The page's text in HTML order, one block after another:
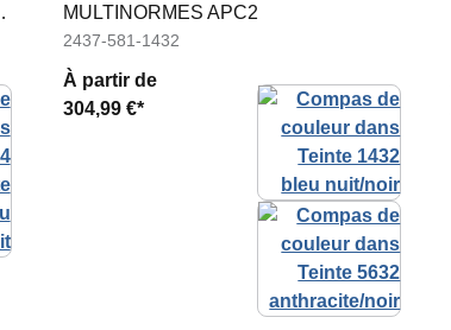
MULTINORMES APC2
2437-581-1432
À partir de
304,99 €*